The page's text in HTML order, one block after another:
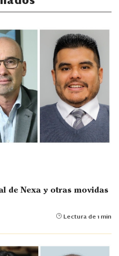
de Nexa y otras movidas
Lectura de 1 min